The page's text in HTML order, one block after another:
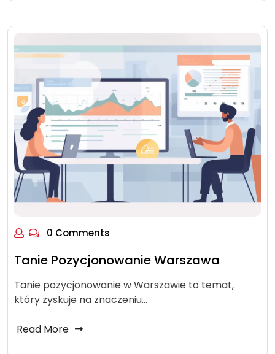
0 Comments
Tanie Pozycjonowanie Warszawa
Tanie pozycjonowanie w Warszawie to temat,
który zyskuje na znaczeniu…
Read More